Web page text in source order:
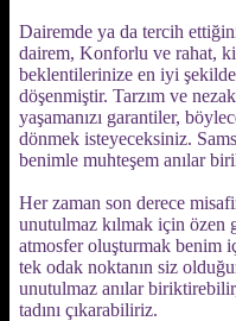
Dairemde ya da tercih
dairem, Konforlu ve rahat,
beklentilerinize en iyi
döşenmiştir. Tarzım ve
yaşamanızı garantiler,
dönmek isteyeceksiniz.
benimle muhteşem anılar
Her zaman son derece
unutulmaz kılmak için özen
atmosfer oluşturmak benim
tek odak noktanın siz
unutulmaz anılar
tadını çıkarabiliriz.